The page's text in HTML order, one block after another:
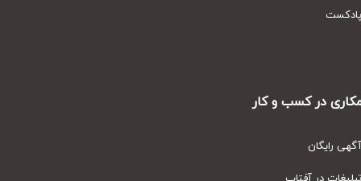
در کسب و کار
رایگان